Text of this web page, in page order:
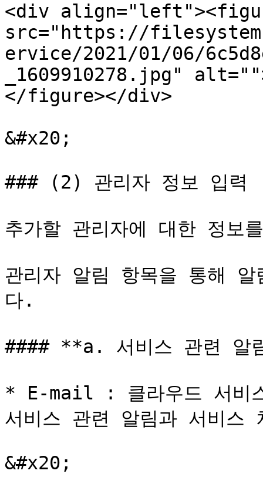
<div
src="https://
ervice/2021/01/06/
_1609910278.jpg"
</figure></div>
&#x20;
### (2) 관리자 정보 입력
추가할 관리자에 대한 정보
관리자 알림 항목을 통해
다.
#### **a. 서비스 관련 알
* E-mail : 클라우드 서비
서비스 관련 알림과 서비스
&#x20;